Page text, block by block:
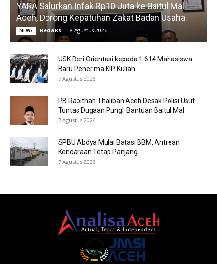
YARA Salurkan Infak Rp10 Juta ke Baitul Mal
Aceh, Dorong Kepatuhan Zakat Badan Usaha
NEWS Redaksi - 8 Agustus 2026
USK Beri Orientasi kepada 1.614 Mahasiswa
Baru Penerima KIP Kuliah
7 Agustus 2026
PB Rabithah Thaliban Aceh Desak Polisi Usut
Tuntas Dugaan Pungli Bantuan Baitul Mal
7 Agustus 2026
SPBU Abdya Mulai Batasi BBM, Antrean
Kendaraan Tetap Panjang
7 Agustus 2026